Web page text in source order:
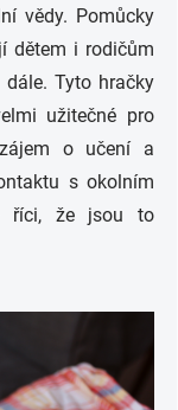
vědy. Pomůcky
dětem i rodičům
Tyto hračky
užitečné pro
o učení a
s okolním
říci, že jsou to